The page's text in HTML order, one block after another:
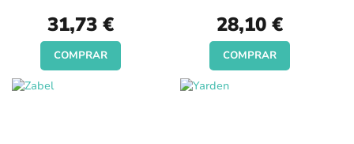
31,73 €
COMPRAR
28,10 €
COMPRAR